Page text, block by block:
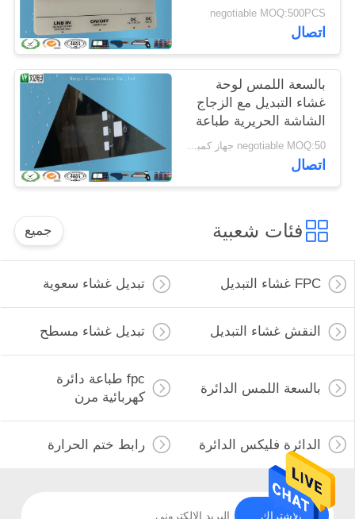
negotiable MOQ:500PCS
اتصال
بالسعة اللمس لوحة
غشاء التبديل مع الزجاج
الشاشة الحريرية طباعة
الشاشة
negotiable MOQ:50 جهاز كمبيوتر شخصى
اتصال
فئات شعبية جميع
FPC غشاء التبديل تبديل غشاء سعوية
النقش غشاء التبديل تبديل غشاء مسطح
بالسعة اللمس الدائرة
fpc طباعة دائرة
كهربائية مرن
الدائرة فليكس الدائرة رابط ختم الحرارة
الاشتراك